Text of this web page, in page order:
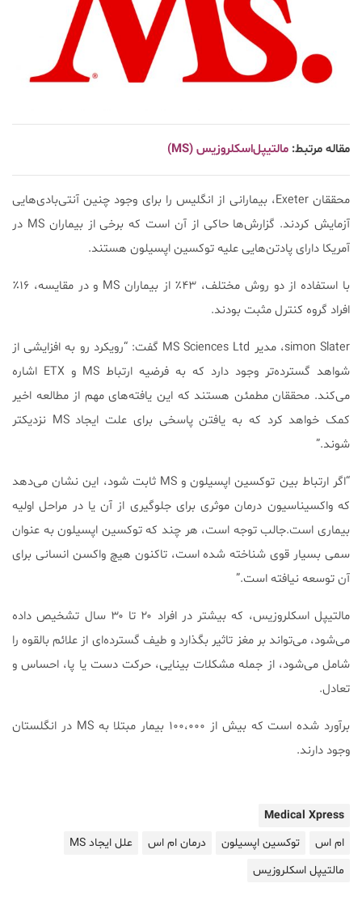
مقاله مرتبط: مالتیپل‎‌اسکلروزیس (MS)
محققان Exeter، بیمارانی از انگلیس را برای وجود چنین آنتی‌بادی‌هایی
آزمایش کردند. گزارش‌ها حاکی از آن است که برخی از بیماران MS در
آمریکا دارای پادتن‌هایی علیه توکسین اپسیلون هستند.
با استفاده از دو روش مختلف، ۴۳٪ از بیماران MS و در مقایسه، ۱۶٪
افراد گروه کنترل مثبت بودند.
simon Slater، مدیر MS Sciences Ltd گفت: “رویکرد رو به افزایشی از
شواهد گسترده‌تر وجود دارد که به فرضیه ارتباط MS و ETX اشاره
می‌کند. محققان مطمئن هستند که این یافته‌های مهم از مطالعه اخیر
کمک خواهد کرد که به یافتن پاسخی برای علت ایجاد MS نزدیکتر
شوند.”
“اگر ارتباط بین توکسین اپسیلون و MS ثابت شود، این نشان می‌دهد
که واکسیناسیون درمان موثری برای جلوگیری از آن یا در مراحل اولیه
بیماری است.جالب توجه است، هر چند که توکسین اپسیلون به عنوان
سمی بسیار قوی شناخته شده است، تاکنون هیچ واکسن انسانی برای
آن توسعه نیافته است.”
مالتیپل اسکلروزیس، که بیشتر در افراد ۲۰ تا ۳۰ سال تشخیص داده
می‌شود، می‌تواند بر مغز تاثیر بگذارد و طیف گسترده‌ای از علائم بالقوه را
شامل می‌شود، از جمله مشکلات بینایی، حرکت دست یا پا، احساس و
تعادل.
برآورد شده است که بیش از ۱۰۰،۰۰۰ بیمار مبتلا به MS در انگلستان
وجود دارند.
Medical Xpress
ام اس
توکسین اپسیلون درمان ام اس
علل ایجاد MS
مالتیپل اسکلروزیس